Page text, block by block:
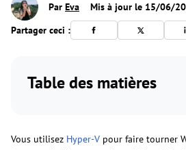
Par Eva
Mis à jour le 15/06/
Partager ceci :
Table des matières
Vous utilisez Hyper-V pour faire tourner